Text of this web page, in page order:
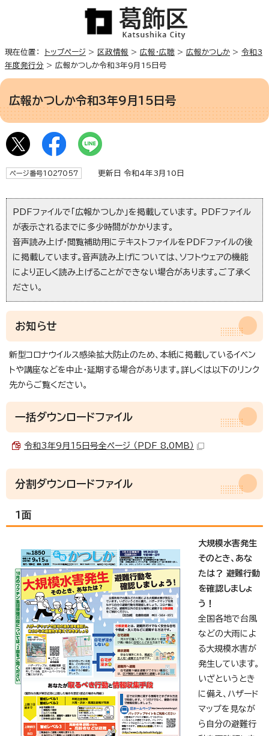
現在位置： トップページ > 区政情報 > 広報・広聴 > 広報かつしか > 令和3
年度発行分 > 広報かつしか令和3年9月15日号
広報かつしか令和3年9月15日号
ページ番号1027057 更新日 令和4年3月10日
PDFファイルで「広報かつしか」を掲載しています。 PDFファイル
が表示されるまでに多少時間がかかります。
音声読み上げ・閲覧補助用にテキストファイルをPDFファイルの後
に掲載しています。音声読み上げについては、ソフトウェアの機能
により正しく読み上げることができない場合があります。ご了承く
ださい。
お知らせ
新型コロナウイルス感染拡大防止のため、本紙に掲載しているイベン
トや講座などを中止・延期する場合があります。詳しくは以下のリンク
先からご覧ください。
一括ダウンロードファイル
令和3年9月15日号全ページ （PDF 8.0MB）
分割ダウンロードファイル
1面
大規模水害発生
そのとき、あな
たは？ 避難行動
を確認しましょ
う！
全国各地で台風
などの大雨によ
る大規模水害が
発生しています。
いざというとき
に備え、ハザード
マップを見なが
ら自分の避難行